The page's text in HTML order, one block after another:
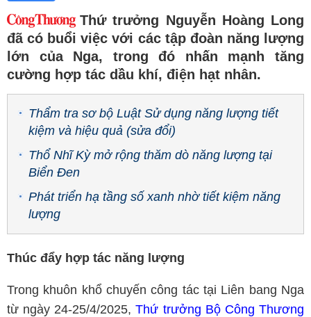
Thứ trưởng Nguyễn Hoàng Long
đã có buổi việc với các tập đoàn năng lượng
lớn của Nga, trong đó nhấn mạnh tăng
cường hợp tác dầu khí, điện hạt nhân.
Thẩm tra sơ bộ Luật Sử dụng năng lượng tiết
kiệm và hiệu quả (sửa đổi)
Thổ Nhĩ Kỳ mở rộng thăm dò năng lượng tại
Biển Đen
Phát triển hạ tầng số xanh nhờ tiết kiệm năng
lượng
Thúc đẩy hợp tác năng lượng
Trong khuôn khổ chuyến công tác tại Liên bang Nga
từ ngày 24-25/4/2025,Thứ trưởng Bộ Công Thương